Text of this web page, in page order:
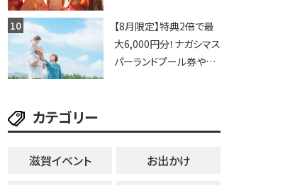
ージが勢揃い【7月18日・
25日・8月1日】大津市
【8月限定】特典2倍で最
大6,000円分！ナガシマス
パーランドプール券や人
カテゴリー
滋賀イベント
お出かけ